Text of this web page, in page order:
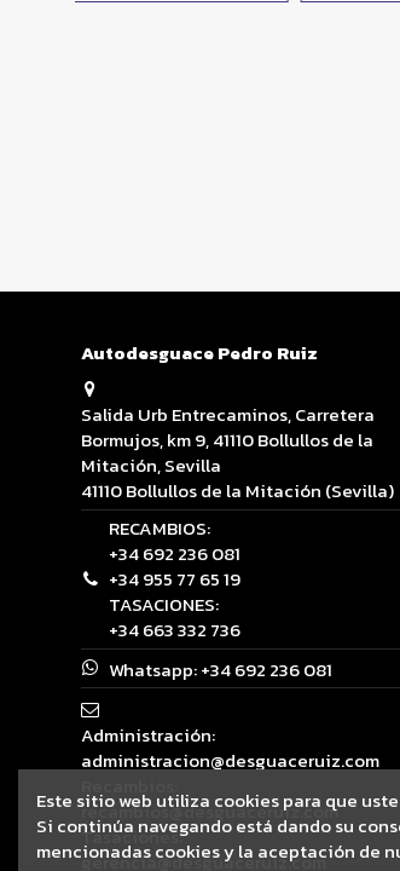
Autodesguace Pedro Ruiz
Salida Urb Entrecaminos, Carretera
Bormujos, km 9, 41110 Bollullos de la
Mitación, Sevilla
41110 Bollullos de la Mitación (Sevilla)
RECAMBIOS:
+34 692 236 081
+34 955 77 65 19
TASACIONES:
+34 663 332 736
Whatsapp:+34 692 236 081
Administración:
administracion@desguaceruiz.com
recambios@desguaceruiz.com
Tasaciones:
gerencia@desguaceruiz.com
Este sitio web utiliza cookies para que
Si continúa navegando está dando su
mencionadas cookies y la aceptación de